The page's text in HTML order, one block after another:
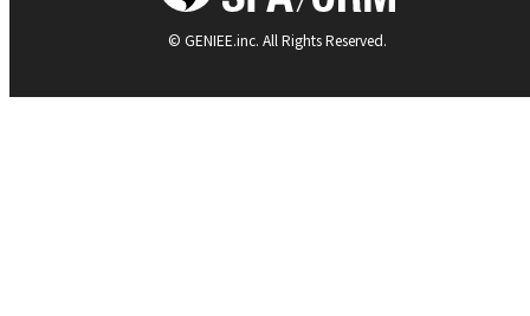
© GENIEE.inc. All Rights Reserved.